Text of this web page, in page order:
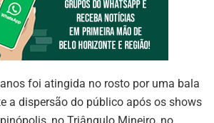
foi atingida no rosto por uma bala
a dispersão do público após os shows